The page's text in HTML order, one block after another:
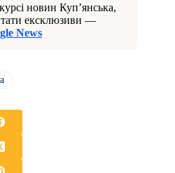
новин Куп’янська,
ексклюзиви —
News